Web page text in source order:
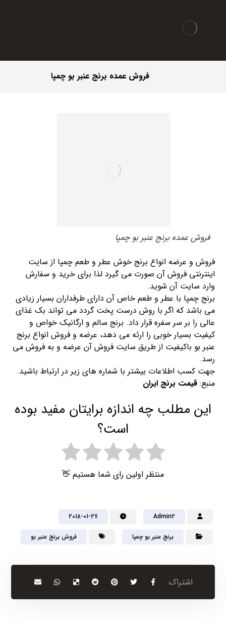
فروش عمده برنج عنبر بو چمپا
فروش عمده برنج عنبر بو چمپا
فروش و عرضه انواع برنج خوش عطر و طعم چمپا از سایت
اینترنتی فروش آن صورت می گیرد لذا برای خرید و سفارش
وارد سایت آن شوید.
برنج چمپا با عطر و طعم خاص آن دارای طرفداران بسیار زیادی
می باشد که اگر با روش درست پخت گردد می تواند بک غذای
عالی را بر سر سفره قرار داد. برنج سالم و ارگانیک خواص و
کیفیت بسیار خوبی را ارئه می دهد، عرضه و فروش انواع برنج
عنبر بو باکیفیت از طریق سایت فروش آن عرضه و به فروش می
رسد.
جهت کسب اطلاعات بیشتر با شماره های زیر در ارتباط باشید.
منبع:قیمت برنج ایران
این مطلب چه اندازه برایتان مفید بوده
است؟
منتظر اولین رای شما هستیم 👋
Admin2
2018-01-27
برنج عنبر بو چمپا فروش برنج عنبر بو